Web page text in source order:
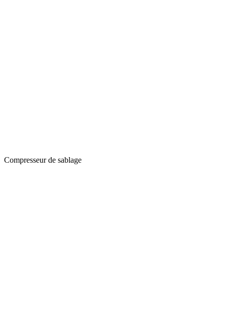
Compresseur de sablage